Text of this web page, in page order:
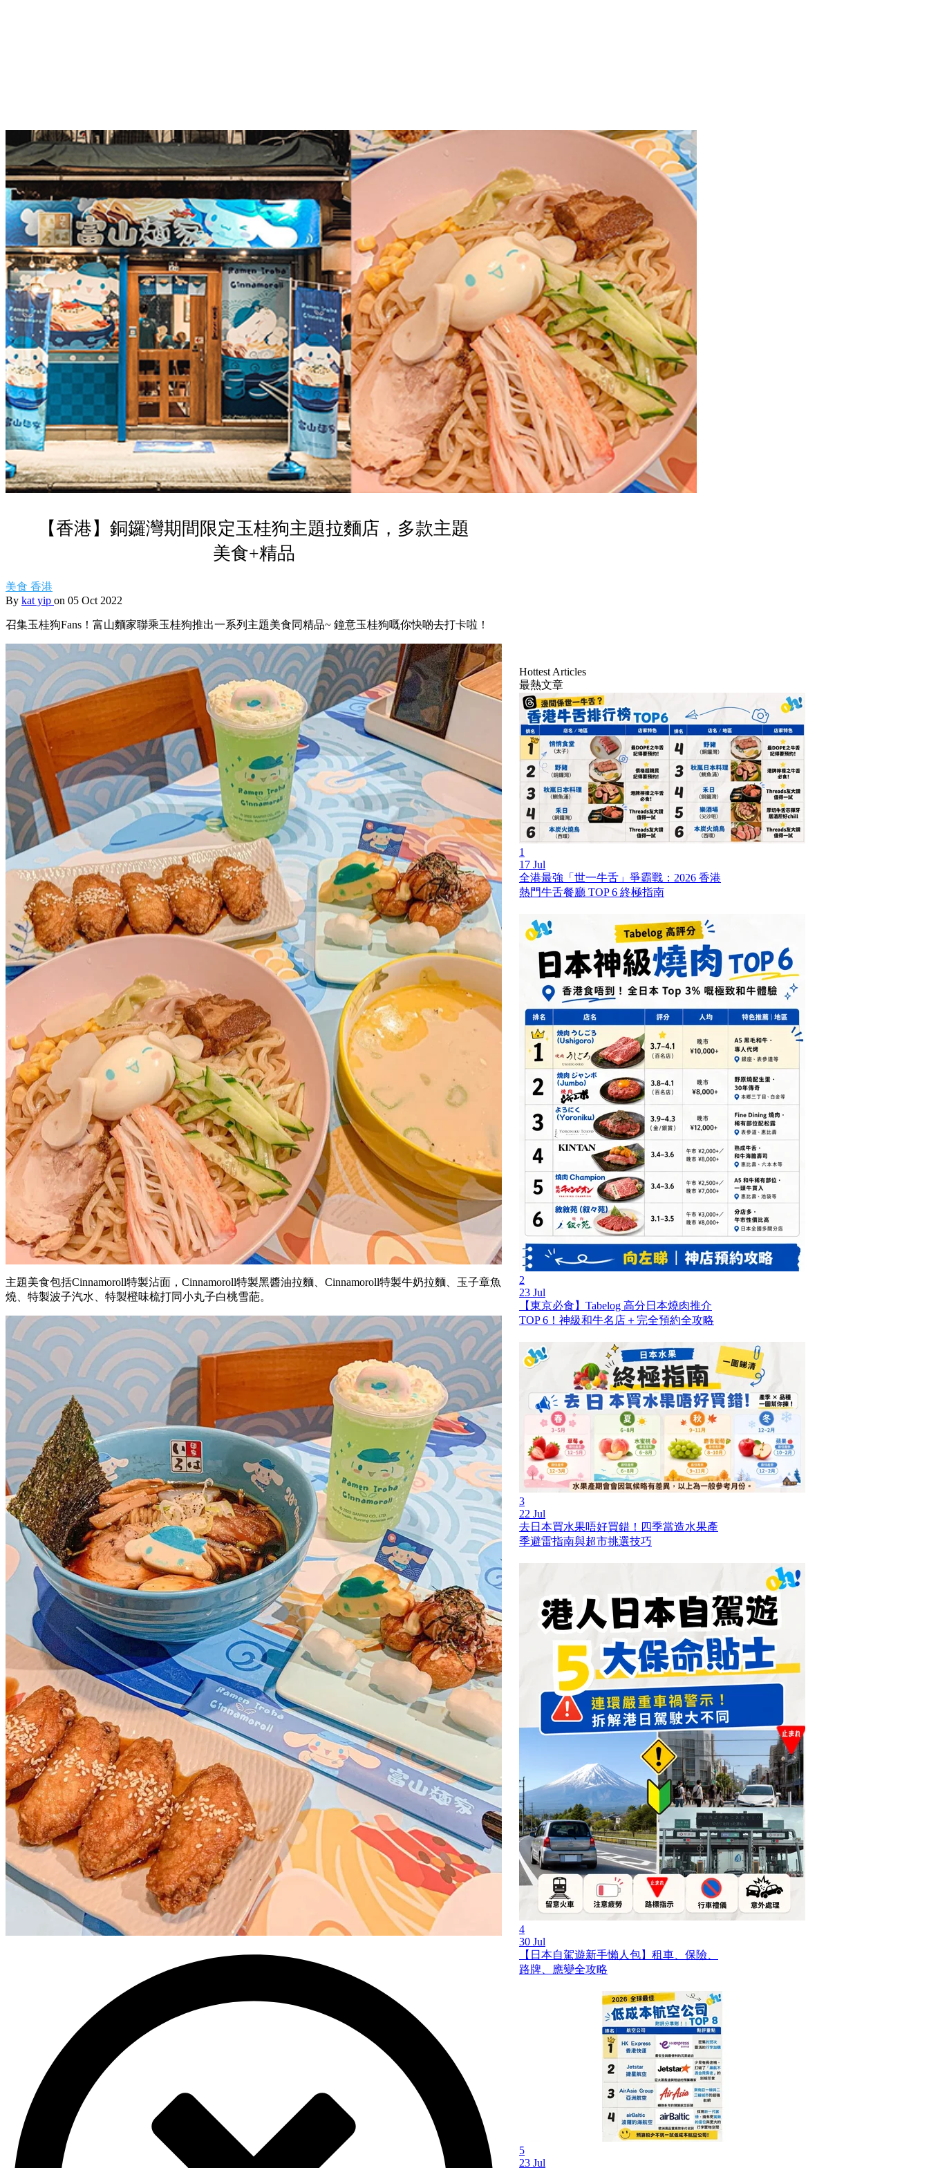
【香港】銅鑼灣期間限定玉桂狗主題拉麵店，多款主題
美食+精品
美食 香港
By kat yip on 05 Oct 2022
召集玉桂狗Fans！富山麵家聯乘玉桂狗推出一系列主題美食同精品~ 鐘意玉桂狗嘅你快啲去打卡啦！
主題美食包括Cinnamoroll特製沾面，Cinnamoroll特製黑醬油拉麵、Cinnamoroll特製牛奶拉麵、玉子章魚
燒、特製波子汽水、特製橙味梳打同小丸子白桃雪葩。
Hottest Articles
最熱文章
1
17 Jul
全港最強「世一牛舌」爭霸戰：2026 香港
熱門牛舌餐廳 TOP 6 終極指南
2
23 Jul
【東京必食】Tabelog 高分日本燒肉推介
TOP 6！神級和牛名店＋完全預約全攻略
3
22 Jul
去日本買水果唔好買錯！四季當造水果產
季避雷指南與超市挑選技巧
4
30 Jul
【日本自駕遊新手懶人包】租車、保險、
路牌、應變全攻略
5
23 Jul